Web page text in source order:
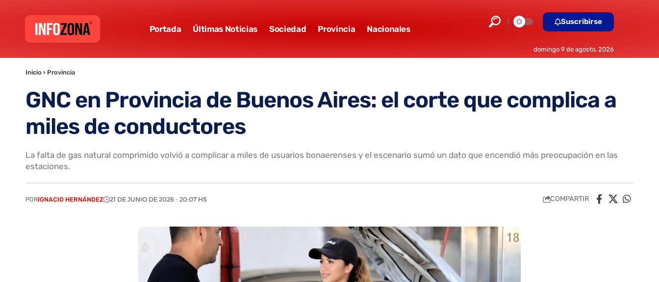
Portada Últimas Noticias Sociedad Provincia Nacionales
Suscribirse
domingo 9 de agosto, 2026
Inicio › Provincia
GNC en Provincia de Buenos Aires: el corte que complica a
miles de conductores
La falta de gas natural comprimido volvió a complicar a miles de usuarios bonaerenses y el escenario sumó un dato que encendió más preocupación en las
estaciones.
PORIGNACIO HERNÁNDEZ 21 DE JUNIO DE 2026 - 20:07 HS COMPARTIR